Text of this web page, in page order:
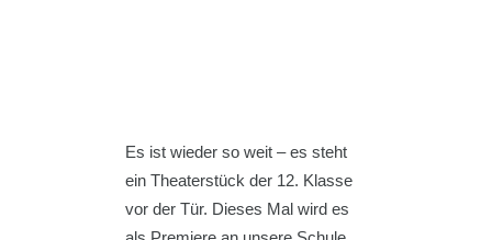
Es ist wieder so weit – es steht
ein Theaterstück der 12. Klasse
vor der Tür. Dieses Mal wird es